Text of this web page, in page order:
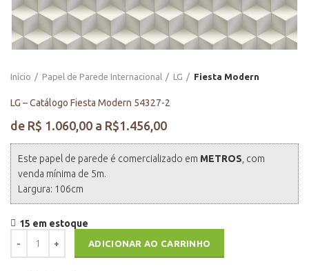
Início Papel de Parede Internacional LG Fiesta Modern
LG – Catálogo Fiesta Modern 54327-2
Este papel de parede é comercializado em METROS , com
venda mínima de 5m.
Largura: 106cm
15 em estoque
ADICIONAR AO CARRINHO